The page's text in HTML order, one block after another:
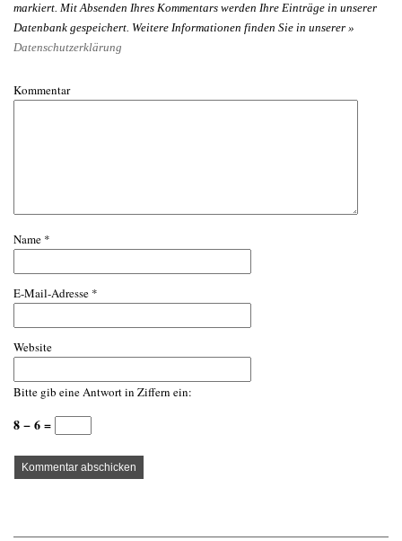
markiert. Mit Absenden Ihres Kommentars werden Ihre Einträge in unserer
Datenbank gespeichert. Weitere Informationen finden Sie in unserer »
Datenschutzerklärung
Kommentar
Name *
E-Mail-Adresse *
Website
Bitte gib eine Antwort in Ziffern ein:
8 − 6 =